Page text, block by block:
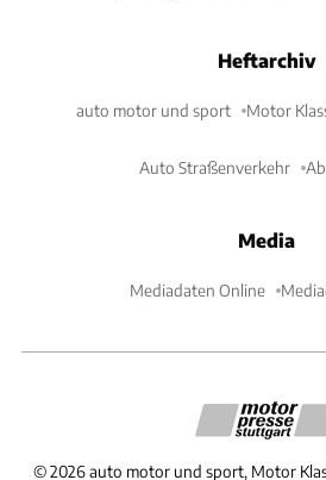
Heftarchiv
auto motor und sport Motor
Auto Straßenverkehr
Media
Mediadaten Online
©2026 auto motor und sport, Motor